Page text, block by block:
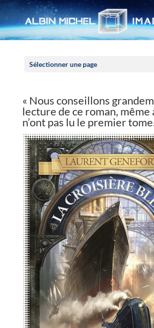
Sélectionner une page
« Nous conseillons
lecture de ce roman, même
n’ont pas lu le premier
Panneau de gestion des cookies